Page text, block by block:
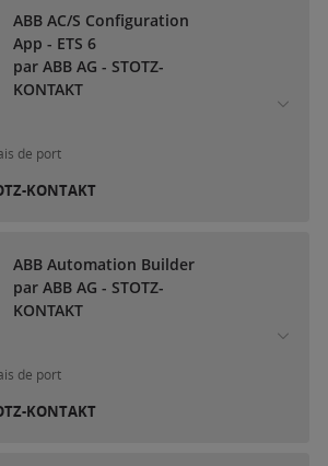
ABB AC/S Configuration
App - ETS 6
par ABB AG - STOTZ-
KONTAKT
de port
KONTAKT
ABB Automation Builder
par ABB AG - STOTZ-
KONTAKT
de port
KONTAKT